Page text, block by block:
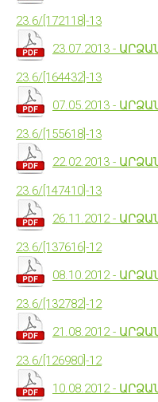
23.6/[172118]-13
23.07.2013 -
23.6/[164432]-13
07.05.2013 -
23.6/[155618]-13
22.02.2013 -
23.6/[147410]-13
26.11.2012 -
23.6/[137616]-12
08.10.2012 -
23.6/[132782]-12
21.08.2012 -
23.6/[126980]-12
10.08.2012 -